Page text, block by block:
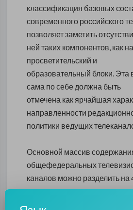
классификация базовых
современного российского
позволяет заметить
ней таких компонентов, как
просветительский и
образовательный блоки. Эта
сама по себе должна быть
отмечена как ярчайшая
направленности
политики ведущих
Основной массив
общефедеральных
каналов можно разделить на
по жанровому принципу:
информационный,